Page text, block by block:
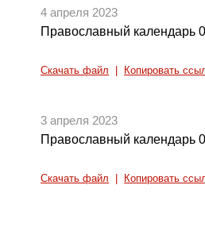
4 апреля 2023
Православный календарь
Скачать файл Копировать
3 апреля 2023
Православный календарь
Скачать файл Копировать